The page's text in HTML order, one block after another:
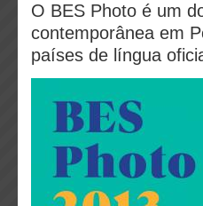
O BES Photo é um
contemporânea em
países de língua